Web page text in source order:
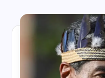
o
P
l